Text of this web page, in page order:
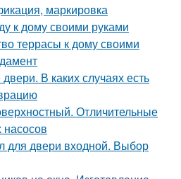
маркировка
к дому своими руками
террасы к дому своими
В каких случаях есть
Отличительные
для двери входной. Выбор